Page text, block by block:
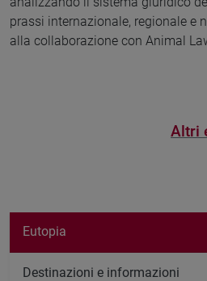
prassi internazionale, regionale e
alla collaborazione con Animal
Altri
Eutopia
Destinazioni e informazioni